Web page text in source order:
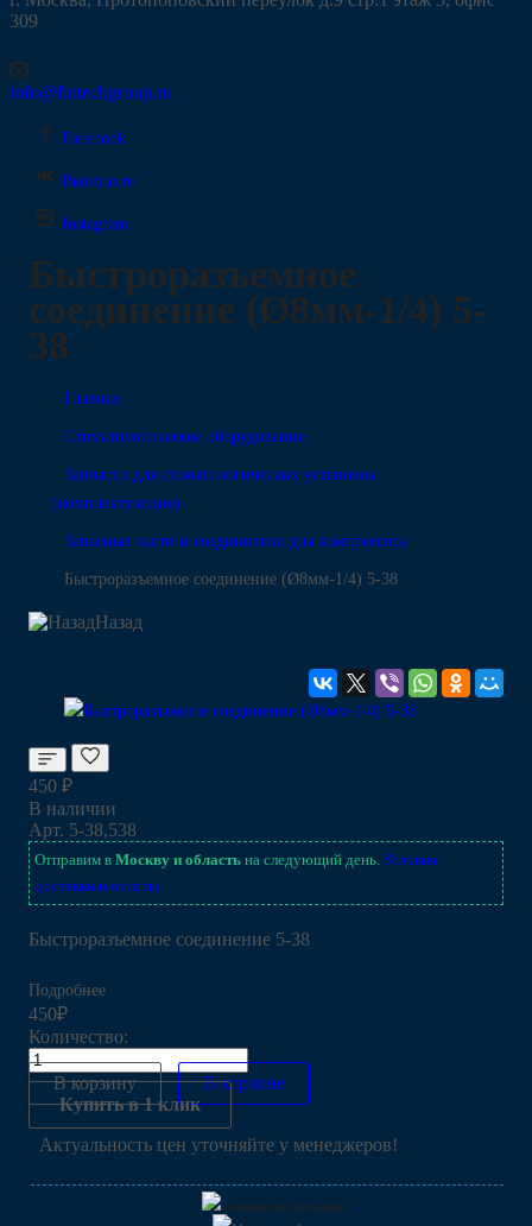
309
info@fintechgroup.ru
Facebook
Вконтакте
Instagram
Быстроразъемное
соединение (Ø8мм-1/4) 5-
38
Главная
Стоматологическое оборудование
Запчасти для стоматологических установок
(комплектующие)
Запасные части и соединители для компрессора
Быстроразъемное соединение (Ø8мм-1/4) 5-38
Назад
450 ₽
В наличии
Арт. 5-38,538
Отправим в Москву и область на следующий день. Условия
доставки и оплаты.
Быстроразъемное соединение 5-38
Подробнее
450₽
Количество:
В корзину
В корзине
Купить в 1 клик
Актуальность цен уточняйте у менеджеров!
Стоимость доставки